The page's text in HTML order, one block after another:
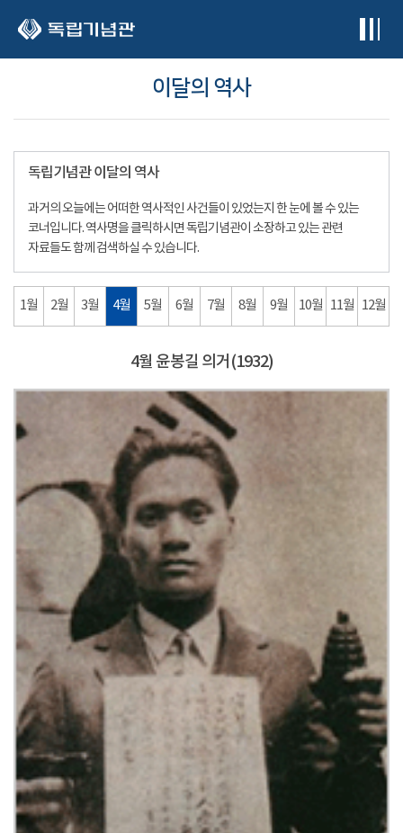
이달의 역사
독립기념관 이달의 역사
과거의 오늘에는 어떠한 역사적인 사건들이 있었는지 한 눈에 볼 수 있는
코너입니다. 역사명을 클릭하시면 독립기념관이 소장하고 있는 관련
자료들도 함께 검색하실 수 있습니다.
1월 2월 3월 4월 5월 6월 7월 8월 9월 10월 11월 12월
4월 윤봉길 의거(1932)